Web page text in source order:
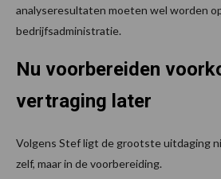
analyseresultaten moeten wel worden
bedrijfsadministratie.
Nu voorbereiden
vertraging later
Volgens Stef ligt de grootste uitdaging
zelf, maar in de voorbereiding.